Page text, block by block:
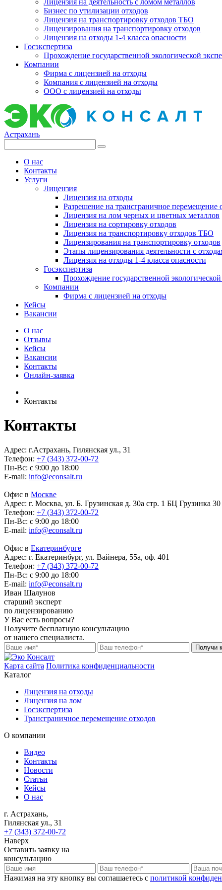
Лицензия на деятельность с ломом металлов
Бизнес по утилизации отходов
Лицензия на транспортировку отходов ТБО
Лицензирования на транспортировку отходов
Лицензия на отходы 1-4 класса опасности
Госэкспертиза
Прохождение государственной экологической
Компании
Фирма с лицензией на отходы
Компания с лицензией на отходы
ООО с лицензией на отходы
Астрахань
О нас
Контакты
Услуги
Лицензия
Лицензия на отходы
Разрешение на трансграничное перемещение
Лицензия на лом черных и цветных металлов
Лицензия на сортировку отходов
Лицензия на транспортировку отходов ТБО
Лицензирования на транспортировку отходов
Этапы лицензирования деятельности с
Лицензия на отходы 1-4 класса опасности
Госэкспертиза
Прохождение государственной
Компании
Фирма с лицензией на отходы
Кейсы
Вакансии
О нас
Отзывы
Кейсы
Вакансии
Контакты
Онлайн-заявка
Контакты
Контакты
Адрес: г.Астрахань, Гилянская ул., 31
Телефон: +7 (343) 372-00-72
Пн-Вс: с 9:00 до 18:00
E-mail: info@econsalt.ru
Офис в Москве
Адрес: г. Москва, ул. Б. Грузинская д. 30а стр. 1 БЦ Грузинка 30
Телефон: +7 (343) 372-00-72
Пн-Вс: с 9:00 до 18:00
E-mail: info@econsalt.ru
Офис в Екатеринбурге
Адрес: г. Екатеринбург, ул. Вайнера, 55а, оф. 401
Телефон: +7 (343) 372-00-72
Пн-Вс: с 9:00 до 18:00
E-mail: info@econsalt.ru
Иван Шалунов
старший эксперт
по лицензированию
У Вас есть вопросы?
Получите бесплатную консультацию
от нашего специалиста.
Получи
Карта сайта Политика конфиденциальности
Каталог
Лицензия на отходы
Лицензия на лом
Госэкспертиза
Трансграничное перемещение отходов
О компании
Видео
Контакты
Новости
Статьи
Кейсы
О нас
г. Астрахань,
Гилянская ул., 31
+7 (343) 372-00-72
Наверх
Оставить заявку на
консультацию
Нажимая на эту кнопку вы соглашаетесь c политикой